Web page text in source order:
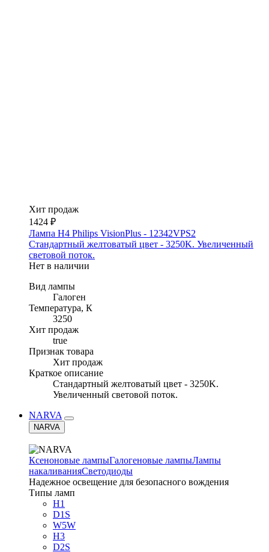
Хит продаж
1424 ₽
Лампа H4 Philips VisionPlus - 12342VPS2
Стандартный желтоватый цвет - 3250K. Увеличенный
световой поток.
Нет в наличии
Вид лампы
Галоген
Температура, К
3250
Хит продаж
true
Признак товара
Хит продаж
Краткое описание
Стандартный желтоватый цвет - 3250K.
Увеличенный световой поток.
NARVA
NARVA
Ксеноновые лампыГалогеновые лампыЛампы
накаливанияСветодиоды
Надежное освещение для безопасного вождения
Типы ламп
H1
D1S
W5W
H3
D2S